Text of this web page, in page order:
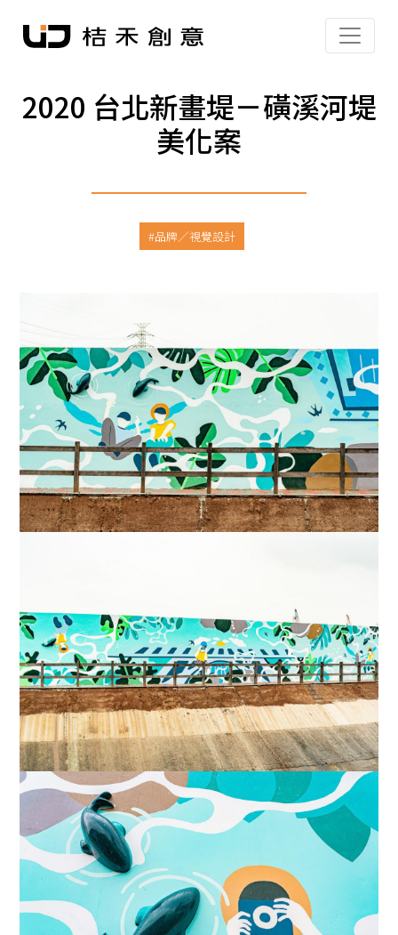
2020 台北新畫堤－磺溪河堤
美化案
品牌／視覺設計